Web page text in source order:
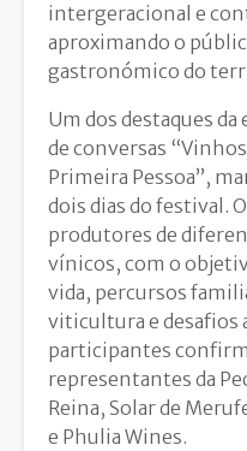
intergeracional e
aproximando o
gastronómico do
Um dos destaques da
de conversas
Primeira Pessoa”,
dois dias do festival.
produtores de
vínicos, com o
vida, percursos
viticultura e desafios
participantes
representantes da
Reina, Solar de
e Phulia Wines.